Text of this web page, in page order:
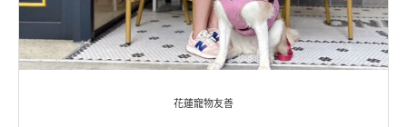
花蓮寵物友善